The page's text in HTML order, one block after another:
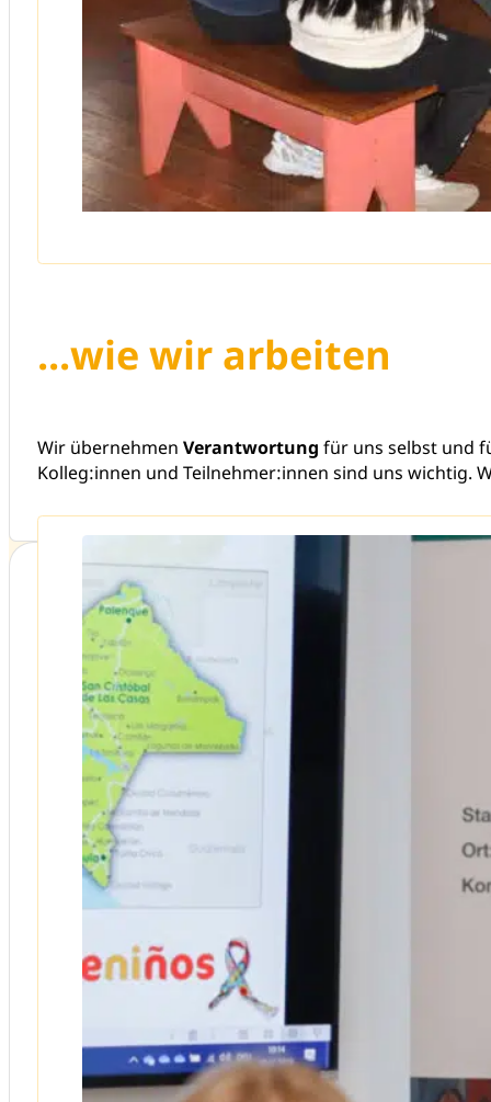
...wie wir arbeiten
Wir übernehmen Verantwortung für uns selbst und
Kolleg:innen und Teilnehmer:innen sind uns wichtig.